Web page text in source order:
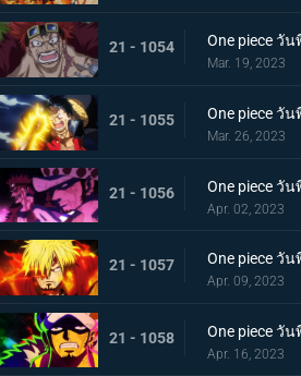
21 - 1054
Mar. 19, 2023
21 - 1055
Mar. 26, 2023
21 - 1056
Apr. 02, 2023
21 - 1057
Apr. 09, 2023
21 - 1058
Apr. 16, 2023